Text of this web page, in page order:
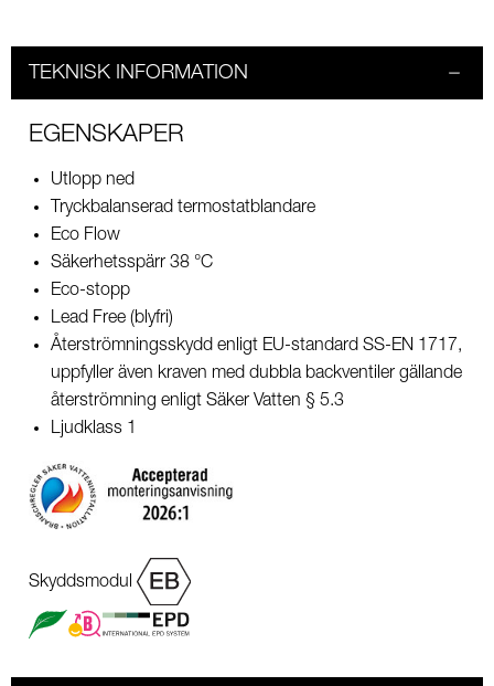
TEKNISK INFORMATION
EGENSKAPER
Utlopp ned
Tryckbalanserad termostatblandare
Eco Flow
Säkerhetsspärr 38 °C
Eco-stopp
Lead Free (blyfri)
Återströmningsskydd enligt EU-standard SS-EN 1717,
uppfyller även kraven med dubbla backventiler gällande
återströmning enligt Säker Vatten § 5.3
Ljudklass 1
Skyddsmodul